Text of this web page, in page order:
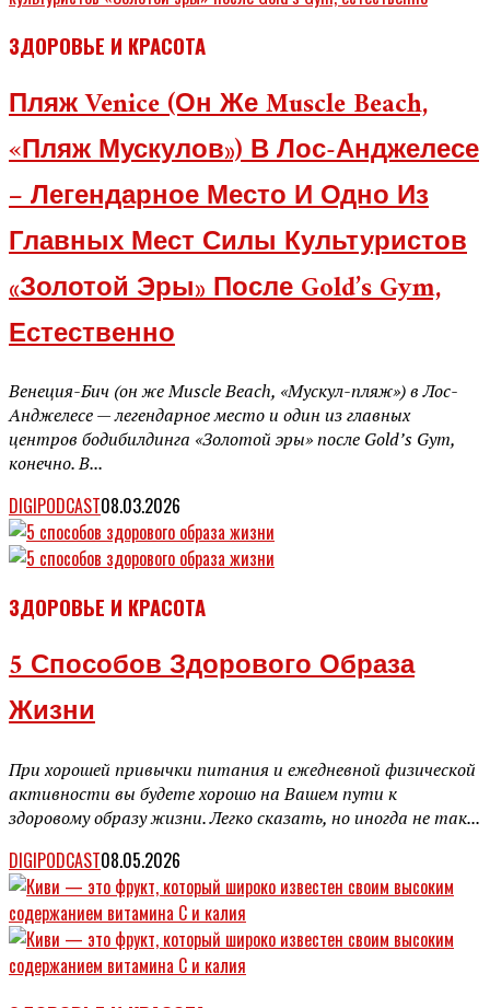
ЗДОРОВЬЕ И КРАСОТА
Пляж Venice (он Же Muscle Beach,
«Пляж Мускулов») В Лос-Анджелесе
– Легендарное Место И Одно Из
Главных Мест Силы Культуристов
«Золотой Эры» После Gold’s Gym,
Естественно
Венеция-Бич (он же Muscle Beach, «Мускул-пляж») в Лос-
Анджелесе — легендарное место и один из главных
центров бодибилдинга «Золотой эры» после Gold’s Gym,
конечно. В...
DIGIPODCAST08.03.2026
ЗДОРОВЬЕ И КРАСОТА
5 Способов Здорового Образа
Жизни
При хорошей привычки питания и ежедневной физической
активности вы будете хорошо на Вашем пути к
здоровому образу жизни. Легко сказать, но иногда не так...
DIGIPODCAST08.05.2026